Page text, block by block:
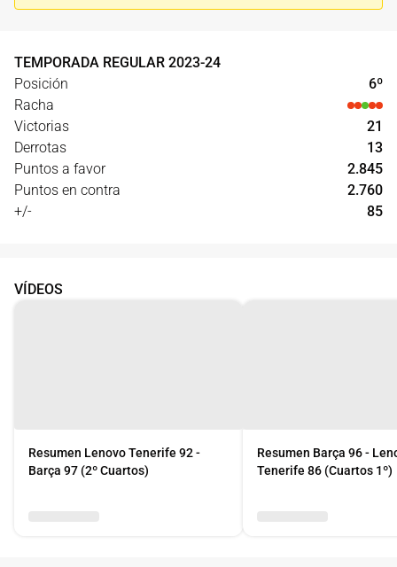
TEMPORADA REGULAR 2023-24
Posición
6º
Racha
Victorias
21
Derrotas
13
Puntos a favor
2.845
Puntos en contra
2.760
+/-
85
VÍDEOS
Resumen Lenovo Tenerife 92 -
Barça 97 (2º Cuartos)
Resumen Barça 96 -
Tenerife 86 (Cuartos 1º)